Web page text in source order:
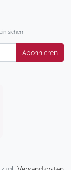
sichern!
Abonnieren